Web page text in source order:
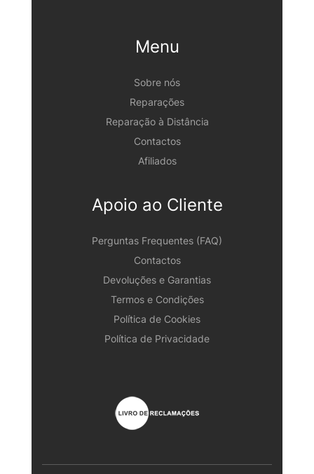
Menu
Sobre nós
Reparações
Reparação à Distância
Contactos
Afiliados
Apoio ao Cliente
Perguntas Frequentes (FAQ)
Contactos
Devoluções e Garantias
Termos e Condições
Política de Cookies
Política de Privacidade